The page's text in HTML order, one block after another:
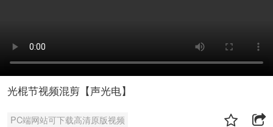
光棍节视频混剪【声光电】
PC端网站可下载高清原版视频